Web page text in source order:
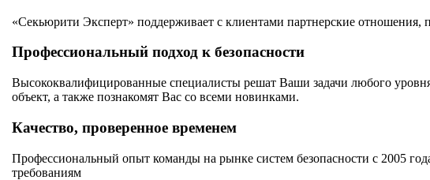
«Секьюрити Эксперт» поддерживает с клиентами партнерские
Профессиональный подход к безопасности
Высококвалифицированные специалисты решат Ваши задачи любого
объект, а также познакомят Вас со всеми новинками.
Качество, проверенное временем
Профессиональный опыт команды на рынке систем безопасности с 2005
требованиям